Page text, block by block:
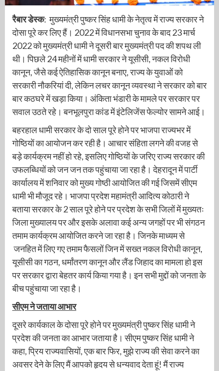
रैबार डेस्क: मुख्यमंत्री पुष्कर सिंह धामी के नेतृत्व में राज्य सरकार ने
दोसा पूरे कर लिए हैं। 2022 में विधानसभा चुनाव के बाद 23 मार्च
2022 को मुख्यमंत्री धामी ने दूसरी बार मुख्यमंत्री पद की शपथ ली
थी। पिछले 24 महीनों में धामी सरकार ने यूसीसी, नकल विरोधी
कानून, जैसे कई ऐतिहासिक कानून बनाए, राज्य के युवाओं को
सरकारी नौकरियां दी, लेकिन लचर कानून व्यवस्था ने सरकार को बार
बार कठघरे में खड़ा किया। अंकिता भंडारी के मामले पर सरकार पर
सवाल उठते रहे। बनभूलपुरा कांड में इंटेलिजेंस फेल्योर सामने आई।
बहरहाल धामी सरकार के दो साल पूरे होने पर भाजपा राज्यभर में
गोष्ठियों का आयोजन कर रही है। आचार संहिता लगने की वजह से
बड़े कार्यक्रम नहीं हो रहे, इसलिए गोष्ठियों के जरिए राज्य सरकार की
उफलब्धियों को जन जन तक पहुंचाया जा रहा है। देहरादून में पार्टी
कार्यालय में शनिवार को मुख्य गोष्ठी आयोजित की गई जिसमें सीएम
धामी भी मौजूद रहे। भाजपा प्रदेश महामंत्री आदित्य कोठारी ने
बताया सरकार के 2 साल पूरे होने पर प्रदेश के सभी जिलों में मुख्यतः
जिला मुख्यालय पर और इसके अलावा कई अन्य जगहों पर भी संगठन
तमाम कार्यक्रम आयोजित करने जा रहा है। जिनके माध्यम से
जनहित में लिए गए तमाम फैसलों जिन में सख्त नकल विरोधी कानून,
यूसीसी का गठन, धर्मांतरण कानून और लैंड जिहाद का मामला हो इस
पर सरकार द्वारा बेहतर कार्य किया गया है। इन सभी मुद्दों को जनता के
बीच पहुंचाया जा रहा है।
सीएम ने जताया आभार
दूसरे कार्यकाल के दोसा पूरे होने पर मुख्यमंत्री पुष्कर सिंह धामी ने
प्रदेश की जनता का आभार जताया है। सीएम पुष्कर सिंह धामी ने
कहा, प्रिय राज्यवासियों, एक बार फिर, मुझे राज्य की सेवा करने का
अवसर देने के लिए मैं आपको हृदय से धन्यवाद देता हूं! मैं राज्य